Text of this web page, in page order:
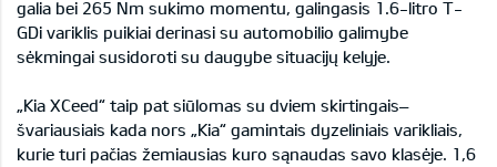
galia bei 265 Nm sukimo momentu, galingasis 1.6-litro T-
GDi variklis puikiai derinasi su automobilio galimybe
sėkmingai susidoroti su daugybe situacijų kelyje.
„Kia XCeed“ taip pat siūlomas su dviem skirtingais–
švariausiais kada nors „Kia“ gamintais dyzeliniais varikliais,
kurie turi pačias žemiausias kuro sąnaudas savo klasėje. 1,6